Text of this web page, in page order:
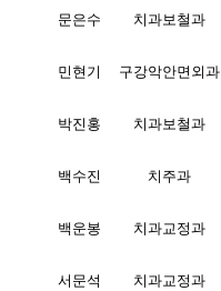
문은수 치과보철과
민현기 구강악안면외과
박진홍 치과보철과
백수진 치주과
백운봉 치과교정과
서문석 치과교정과